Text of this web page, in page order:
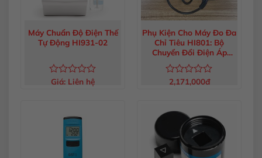
Máy Chuẩn Độ Điện Thế
Tự Động HI931-02
Được
Giá: Liên hệ
Phụ Kiện Cho Máy Đo Đa
Chỉ Tiêu HI801: Bộ
Chuyển Đổi Điện Áp
220V HI75220/15
Được
0
2,171,000đ